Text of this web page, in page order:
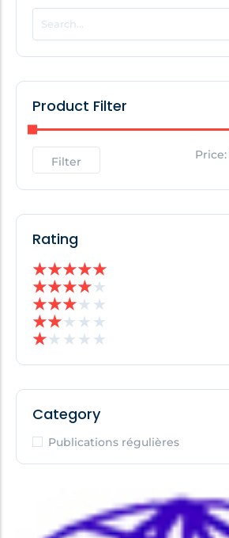
POPULAR THIS WEEK
No Posts Found!
No Posts Found!
Product Filter
Filter Price:
Rating
★★★★★
★★★★★
★★★★ ★
★★★ ★ ★
★★ ★ ★ ★
Category
Publications régulières